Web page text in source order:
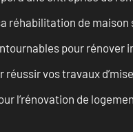
réhabilitation de maison
pour
réussir vos travaux
l’rénovation de